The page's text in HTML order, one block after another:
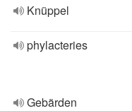
Knüppel
phylacteries
Gebärden